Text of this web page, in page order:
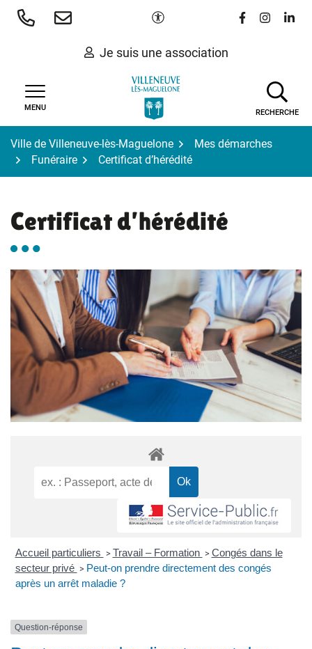
Aller
Paramètres d'accessibilité
Lien vers le
Lien vers
Lien
Je suis une association
MENU
RECHERCHE
Ville de Villeneuve-lès-Maguelone
Mes démarches
Funéraire
Certificat d’hérédité
Certificat d’hérédité
Accueil particuliers > Travail – Formation > Congés dans le
secteur privé > Peut-on prendre directement des congés
après un arrêt maladie ?
Question-réponse